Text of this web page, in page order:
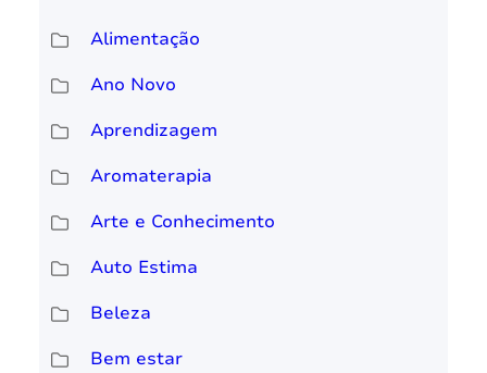
Alimentação
Ano Novo
Aprendizagem
Aromaterapia
Arte e Conhecimento
Auto Estima
Beleza
Bem estar